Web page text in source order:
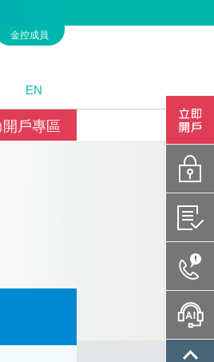
開戶專區
金控成員
EN
開戶專
密碼專
憑證管
聯絡我
智能客